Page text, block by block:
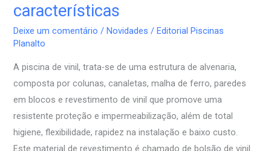
características
Deixe um comentário /Novidades /Editorial Piscinas
Planalto
A piscina de vinil, trata-se de uma estrutura de alvenaria,
composta por colunas, canaletas, malha de ferro, paredes
em blocos e revestimento de vinil que promove uma
resistente proteção e impermeabilização, além de total
higiene, flexibilidade, rapidez na instalação e baixo custo.
Este material de revestimento é chamado de bolsão de vinil.
vinil
e
características